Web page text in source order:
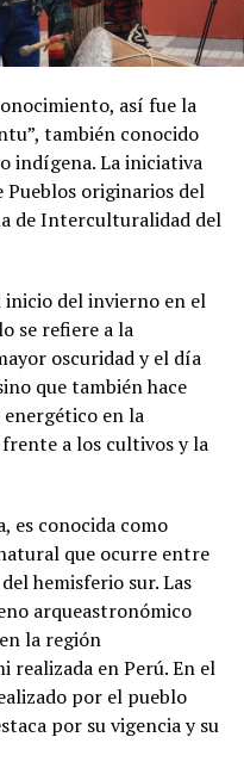
así fue la
también conocido
indígena. La iniciativa
Pueblos originarios del
de Interculturalidad del
inicio del invierno en el
se refiere a la
oscuridad y el día
que también hace
en la
a los cultivos y la
es conocida como
que ocurre entre
hemisferio sur. Las
arqueastronómico
la región
realizada en Perú. En el
por el pueblo
por su vigencia y su